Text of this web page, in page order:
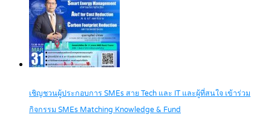
เชิญชวนผู้ประกอบการ SMEs สาย Tech และ IT และผู้ที่สนใจ เข้าร่วม
กิจกรรม SMEs Matching Knowledge & Fund